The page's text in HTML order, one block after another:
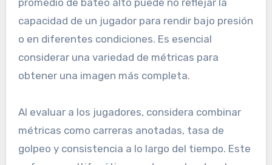
capacidad de un jugador para rendir bajo presión
o en diferentes condiciones. Es esencial
considerar una variedad de métricas para
obtener una imagen más completa.
Al evaluar a los jugadores, considera combinar
métricas como carreras anotadas, tasa de
golpeo y consistencia a lo largo del tiempo. Este